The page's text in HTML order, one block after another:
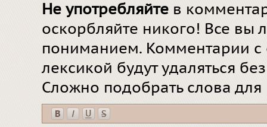
Не употребляйте в
оскорбляйте никого! Все вы
пониманием. Комментарии
лексикой будут удаляться
Сложно подобрать слова